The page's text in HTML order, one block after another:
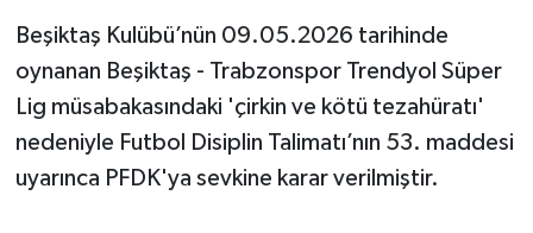
Beşiktaş Kulübü’nün 09.05.2026 tarihinde
oynanan Beşiktaş - Trabzonspor Trendyol Süper
Lig müsabakasındaki 'çirkin ve kötü tezahüratı'
nedeniyle Futbol Disiplin Talimatı’nın 53. maddesi
uyarınca PFDK'ya sevkine karar verilmiştir.